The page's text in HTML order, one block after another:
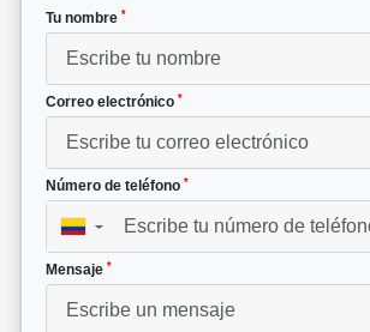
Tu nombre *
Correo electrónico *
Número de teléfono *
▼
Mensaje *